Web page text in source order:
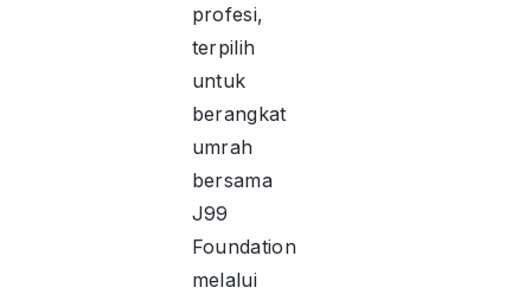
profesi,
terpilih
untuk
berangkat
umrah
bersama
J99
Foundation
melalui